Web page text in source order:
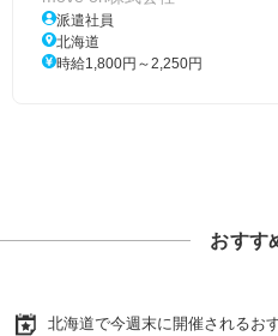
派遣社員
北海道
時給1,800円～2,250円
おすす
北海道で今週末に開催されるお